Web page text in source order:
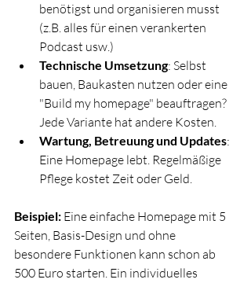
benötigst und organisieren musst
(z.B. alles für einen verankerten
Podcast usw.)
Technische Umsetzung: Selbst
bauen, Baukasten nutzen oder eine
"Build my homepage" beauftragen?
Jede Variante hat andere Kosten.
Wartung, Betreuung und Updates:
Eine Homepage lebt. Regelmäßige
Pflege kostet Zeit oder Geld.
Beispiel: Eine einfache Homepage mit 5
Seiten, Basis-Design und ohne
besondere Funktionen kann schon ab
500 Euro starten. Ein individuelles